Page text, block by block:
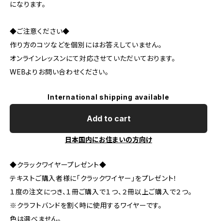
になります。
◆ご注意ください◆
作り方のコツなどを個別にはお答えしていません。
オンラインレッスンにて対応させていただいております。
WEBよりお問い合わせください。
International shipping available
Add to cart
日本国内にお住まいの方向け
◆クラックワイヤープレゼント◆
テキストご購入者様に「クラックワイヤー」をプレゼント！
１度の注文につき、１冊ご購入で１つ、２冊以上ご購入で２つ。
※クラフトバンドを割く時に使用するワイヤーです。
色は選べません。